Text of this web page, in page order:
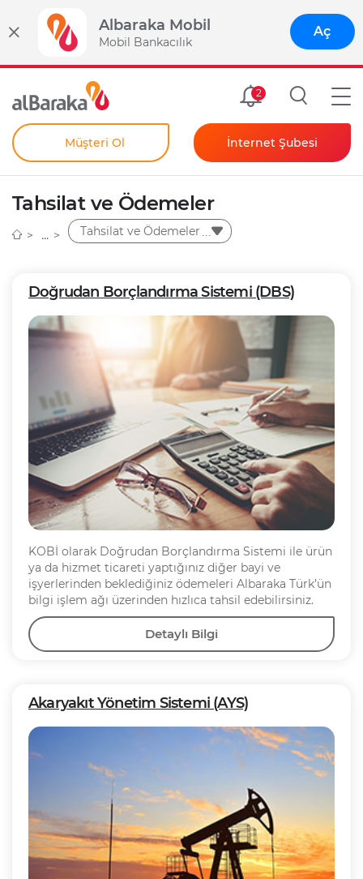
Albaraka Mobil
Mobil Bankacılık
Aç
Size Özel
2
Müşteri Ol
Kendim İçin
Şahıs Firmam İçin
İnternet Şubesi
Bireysel
Kurumsal
Anında Şifre
Tahsilat ve Ödemeler
Tahsilat ve Ödemeler
Doğrudan Borçlandırma Sistemi (DBS)
KOBİ olarak Doğrudan Borçlandırma Sistemi ile ürün
ya da hizmet ticareti yaptığınız diğer bayi ve
işyerlerinden beklediğiniz ödemeleri Albaraka Türk’ün
bilgi işlem ağı üzerinden hızlıca tahsil edebilirsiniz.
Detaylı Bilgi
Akaryakıt Yönetim Sistemi (AYS)